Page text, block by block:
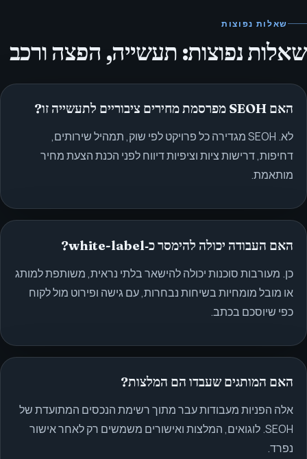
שאלות נפוצות
שאלות נפוצות: תעשייה, הפצה ורכב
האם SEOH מפרסמת מחירים ציבוריים לתעשייה זו?
לא. SEOH מגדירה כל פרויקט לפי שוק, תמהיל שירותים,
דחיפות, דרישות ציות וציפיות דיווח לפני הכנת הצעת מחיר
מותאמת.
האם העבודה יכולה להימסר כ‑white-label?
כן. מעורבות סוכנות יכולה להישאר בלתי נראית, משותפת למותג
או מובל מומחיות בשיחות נבחרות, עם גישה ופירוט מול לקוח
כפי שיוסכם בכתב.
האם המותגים שעבדו הם המלצות?
אלה הפניות מעבודות עבר מתוך רשימת הנכסים המתועדת של
SEOH. לוגואים, המלצות ואישורים משמשים רק לאחר אישור
נפרד.